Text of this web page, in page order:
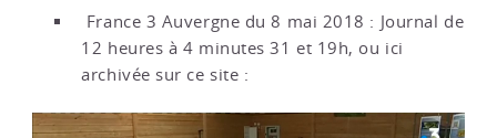
France 3 Auvergne du 8 mai 2018 : Journal de
12 heures à 4 minutes 31 et 19h, ou ici
archivée sur ce site :
Video